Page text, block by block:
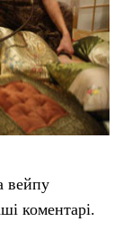
вейпу
коментарі.